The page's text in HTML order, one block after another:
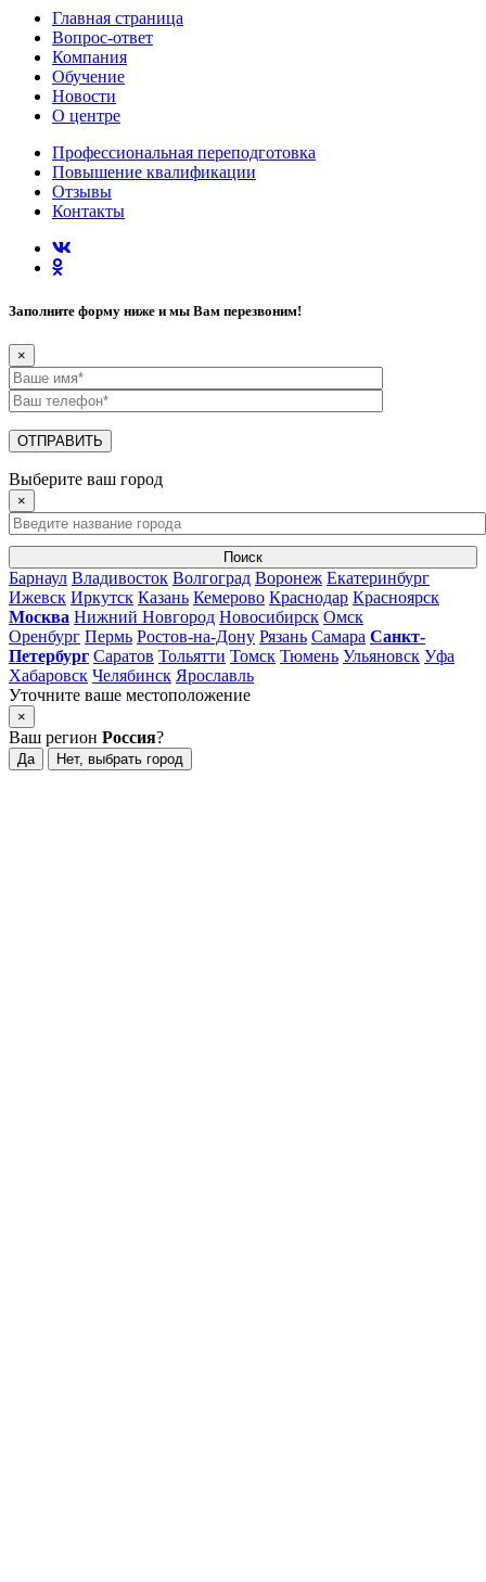
Главная страница
Вопрос-ответ
Компания
Обучение
Новости
О центре
Профессиональная переподготовка
Повышение квалификации
Отзывы
Контакты
Заполните форму ниже и мы Вам перезвоним!
×
Выберите ваш город
×
Поиск
Барнаул Владивосток Волгоград Воронеж Екатеринбург
Ижевск Иркутск Казань Кемерово Краснодар Красноярск
Москва Нижний Новгород Новосибирск Омск
Оренбург Пермь Ростов-на-Дону Рязань Самара Санкт-
Петербург Саратов Тольятти Томск Тюмень Ульяновск Уфа
Хабаровск Челябинск Ярославль
Уточните ваше местоположение
×
Ваш регион Россия?
Да Нет, выбрать город